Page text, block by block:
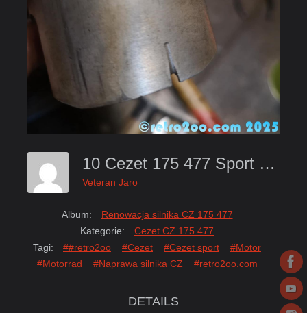
10 Cezet 175 477 Sport 1974 Renowacja Silnika Naprawa Engine Motor Motorrad Motocykl Czech Retro2oo.com
Veteran Jaro
Album:
Renowacja silnika CZ 175 477
Kategorie:
Cezet CZ 175 477
Tagi:
##retro2oo #Cezet #Cezet sport
#Motor
#Motorrad
#Naprawa silnika CZ #retro2oo.com
DETAILS